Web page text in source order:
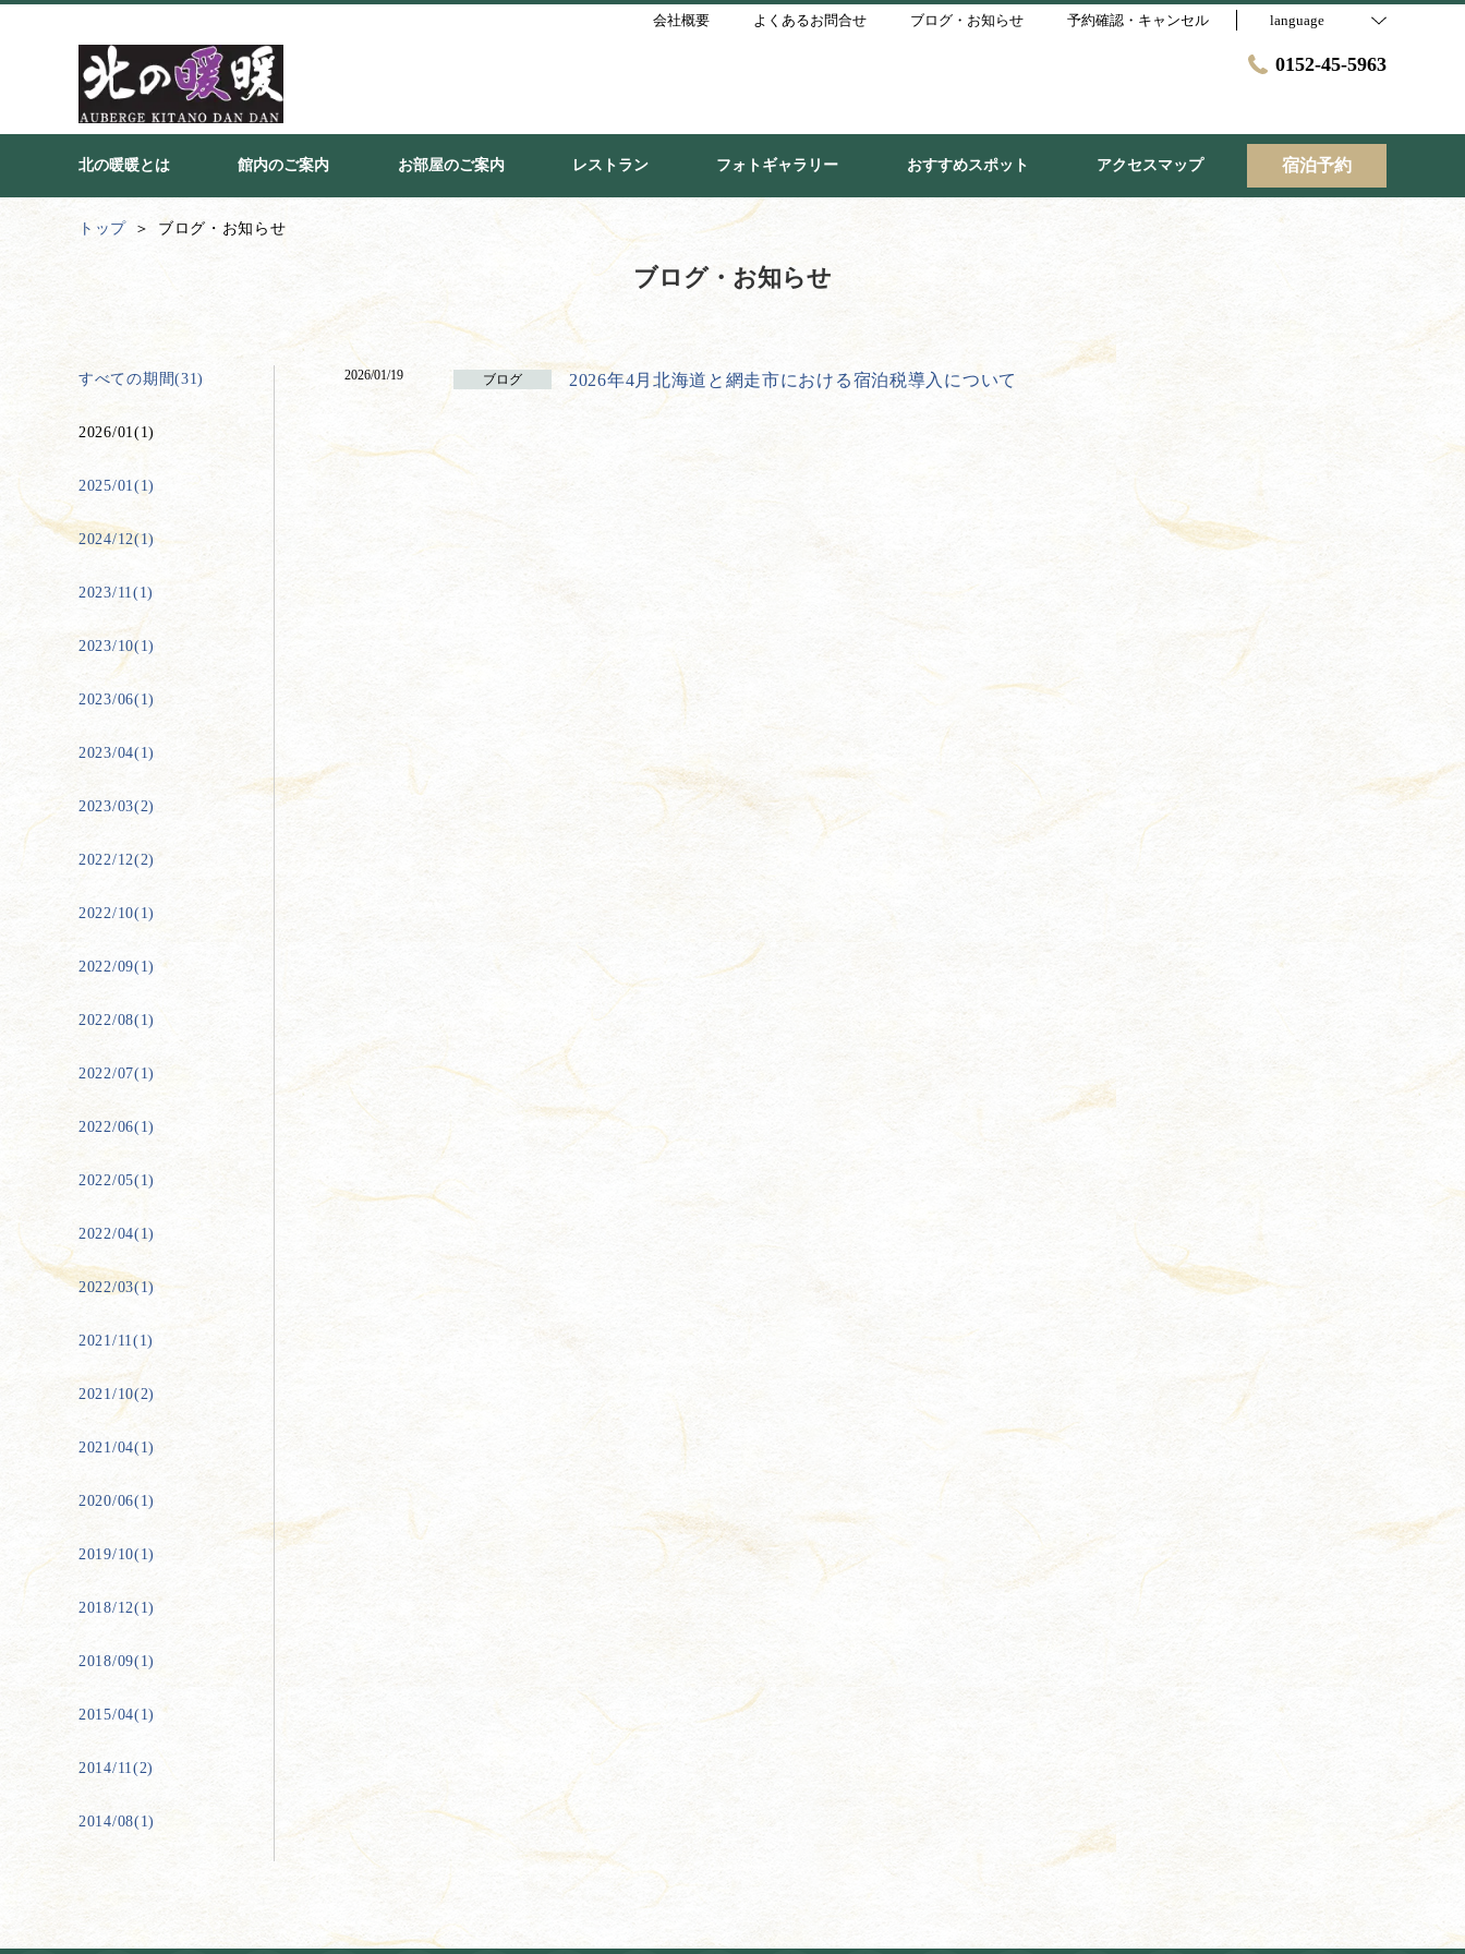
会社概要 よくあるお問合せ ブログ・お知らせ 予約確認・キャンセル language
0152-45-5963
北の暖暖とは 館内のご案内 お部屋のご案内 レストラン フォトギャラリー おすすめスポット アクセスマップ 宿泊予約
トップ ブログ・お知らせ
ブログ・お知らせ
すべての期間(31)
2026/01(1)
2025/01(1)
2024/12(1)
2023/11(1)
2023/10(1)
2023/06(1)
2023/04(1)
2023/03(2)
2022/12(2)
2022/10(1)
2022/09(1)
2022/08(1)
2022/07(1)
2022/06(1)
2022/05(1)
2022/04(1)
2022/03(1)
2021/11(1)
2021/10(2)
2021/04(1)
2020/06(1)
2019/10(1)
2018/12(1)
2018/09(1)
2015/04(1)
2014/11(2)
2014/08(1)
2026/01/19 ブログ 2026年4月北海道と網走市における宿泊税導入について